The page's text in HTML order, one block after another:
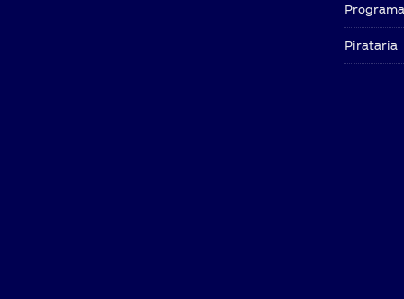
Pirataria